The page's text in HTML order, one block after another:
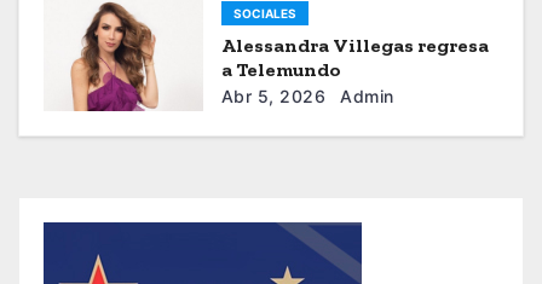
SOCIALES
Alessandra Villegas regresa
a Telemundo
Abr 5, 2026 Admin